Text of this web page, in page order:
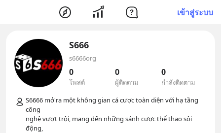
เข้าสู่ระบบ
S666
s6666org
0
โพสต์
0
ผู้ติดตาม
0
กำลังติดตาม
S6666 mở ra một không gian cá cược toàn diện với hạ tầng
công
nghệ vượt trội, mang đến những sảnh cược thể thao sôi
động,